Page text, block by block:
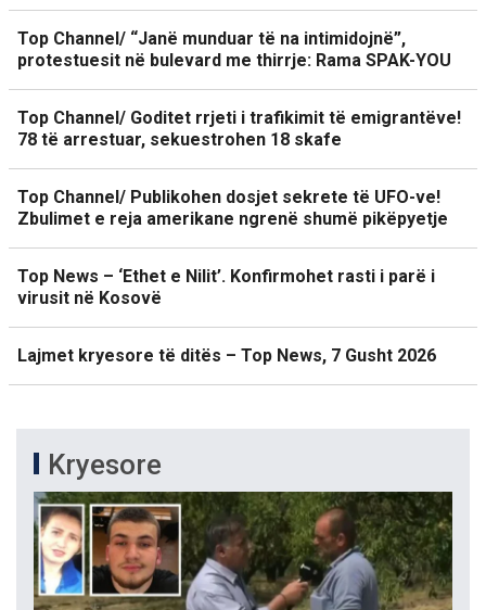
Top Channel/ “Janë munduar të na intimidojnë”,
protestuesit në bulevard me thirrje: Rama SPAK-YOU
Top Channel/ Goditet rrjeti i trafikimit të emigrantëve!
78 të arrestuar, sekuestrohen 18 skafe
Top Channel/ Publikohen dosjet sekrete të UFO-ve!
Zbulimet e reja amerikane ngrenë shumë pikëpyetje
Top News – ‘Ethet e Nilit’. Konfirmohet rasti i parë i
virusit në Kosovë
Lajmet kryesore të ditës – Top News, 7 Gusht 2026
Kryesore